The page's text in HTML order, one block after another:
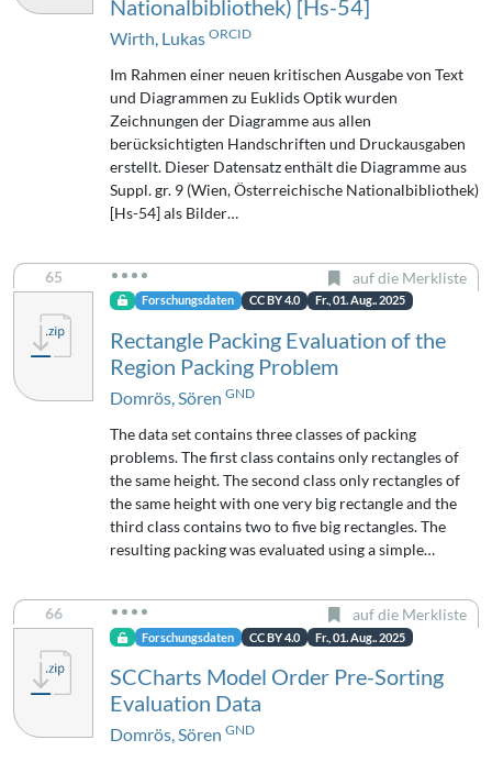
Nationalbibliothek) [Hs-54]
Wirth, Lukas ORCID
Im Rahmen einer neuen kritischen Ausgabe von Text
und Diagrammen zu Euklids Optik wurden
Zeichnungen der Diagramme aus allen
berücksichtigten Handschriften und Druckausgaben
erstellt. Dieser Datensatz enthält die Diagramme aus
Suppl. gr. 9 (Wien, Österreichische Nationalbibliothek)
[Hs-54] als Bilder…
65 auf die Merkliste
Forschungsdaten CC BY 4.0 Fr., 01. Aug.. 2025
Rectangle Packing Evaluation of the
Region Packing Problem
Domrös, Sören GND
The data set contains three classes of packing
problems. The first class contains only rectangles of
the same height. The second class only rectangles of
the same height with one very big rectangle and the
third class contains two to five big rectangles. The
resulting packing was evaluated using a simple…
66 auf die Merkliste
Forschungsdaten CC BY 4.0 Fr., 01. Aug.. 2025
SCCharts Model Order Pre-Sorting
Evaluation Data
Domrös, Sören GND